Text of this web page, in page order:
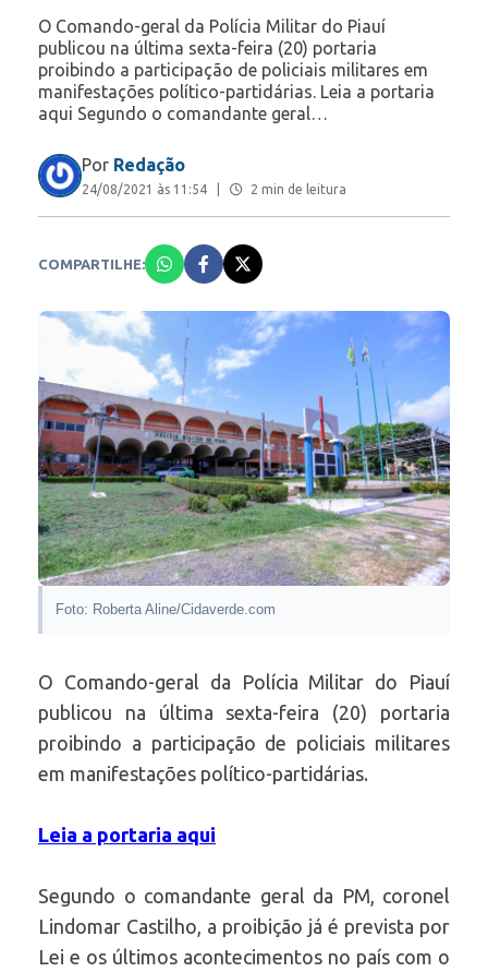
O Comando-geral da Polícia Militar do Piauí
publicou na última sexta-feira (20) portaria
proibindo a participação de policiais militares em
manifestações político-partidárias. Leia a portaria
aqui Segundo o comandante geral…
Por Redação
24/08/2021 às 11:54 2 min de leitura
COMPARTILHE:
Foto: Roberta Aline/Cidaverde.com
O Comando-geral da Polícia Militar do Piauí
publicou na última sexta-feira (20) portaria
proibindo a participação de policiais militares
em manifestações político-partidárias.
Leia a portaria aqui
Segundo o comandante geral da PM, coronel
Lindomar Castilho, a proibição já é prevista por
Lei e os últimos acontecimentos no país com o